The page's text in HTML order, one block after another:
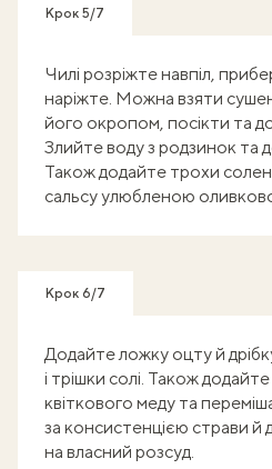
Крок 5/7
Чилі розріжте навпіл,
наріжте. Можна взяти
його окропом, посікти та
Злийте воду з родзинок та
Також додайте трохи
сальсу улюбленою
Крок 6/7
Додайте ложку оцту й
і трішки солі. Також
квіткового меду та
за консистенцією страви й
на власний розсуд.